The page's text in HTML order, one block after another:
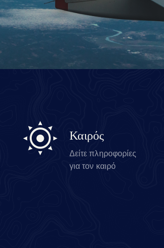
Καιρός
Δείτε πληροφορίες
για τον καιρό